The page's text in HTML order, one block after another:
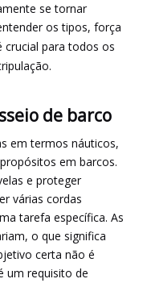
se tornar
os tipos, força
crucial para todos os
de barco
em termos náuticos,
em barcos.
e proteger
várias cordas
tarefa específica. As
o que significa
certa não é
um requisito de